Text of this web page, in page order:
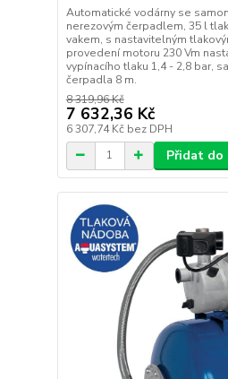
Automatické vodárny se
nerezovým čerpadlem, 35 l
vakem, s nastavitelným
provedení motoru 230 Vm
vypínacího tlaku 1,4 - 2,8 bar,
čerpadla 8 m.
8 319,96 Kč
7 632,36 Kč
6 307,74 Kč bez DPH
Přidat do